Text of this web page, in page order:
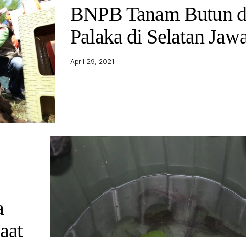
BNPB Tanam Butun
Palaka di Selatan
April 29, 2021